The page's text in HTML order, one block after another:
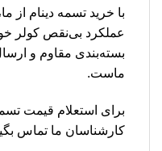
با خرید تسمه دینام از
عملکرد بی‌نقص کولر
بسته‌بندی مقاوم و
ماست.
کارشناسان ما تماس